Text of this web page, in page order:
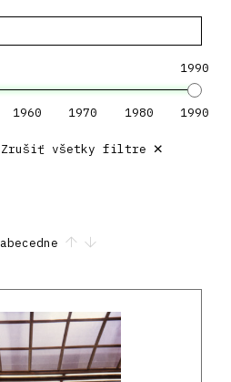
1990
1960 1970 1980 1990
Zrušiť všetky filtre ×
abecedne